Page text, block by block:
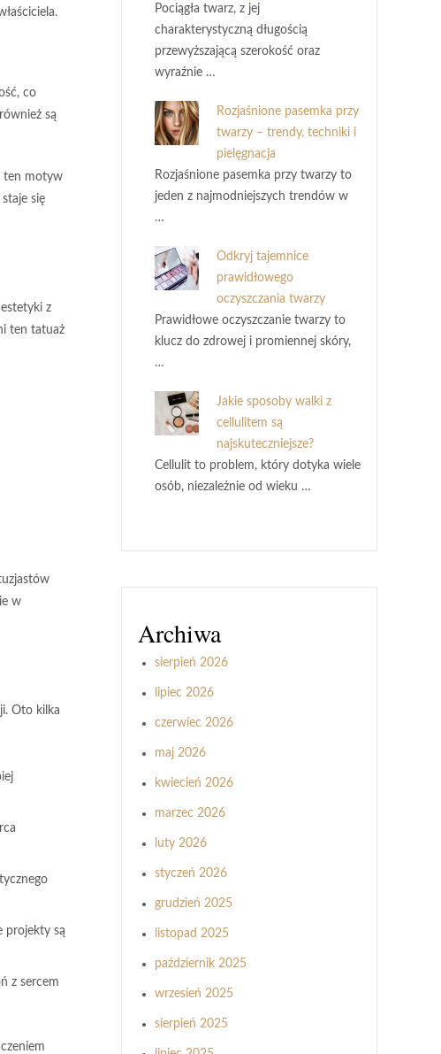
, co
również są
ten motyw
się
z
ten tatuaż
w
Oto kilka
projekty są
z sercem
Pociągła twarz, z jej
charakterystyczną długością
przewyższającą szerokość oraz
wyraźnie …
Rozjaśnione pasemka przy
twarzy – trendy, techniki i
pielęgnacja
Rozjaśnione pasemka przy twarzy to
jeden z najmodniejszych trendów w
…
Odkryj tajemnice
prawidłowego
oczyszczania twarzy
Prawidłowe oczyszczanie twarzy to
klucz do zdrowej i promiennej skóry,
…
Jakie sposoby walki z
cellulitem są
najskuteczniejsze?
Cellulit to problem, który dotyka wiele
osób, niezależnie od wieku …
Archiwa
sierpień 2026
lipiec 2026
czerwiec 2026
maj 2026
kwiecień 2026
marzec 2026
luty 2026
styczeń 2026
grudzień 2025
listopad 2025
październik 2025
wrzesień 2025
sierpień 2025